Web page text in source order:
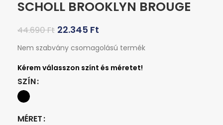
SCHOLL BROOKLYN BROUGE
44.690Ft 22.345 Ft
Nem szabvány csomagolású termék
SZÍN
MÉRET